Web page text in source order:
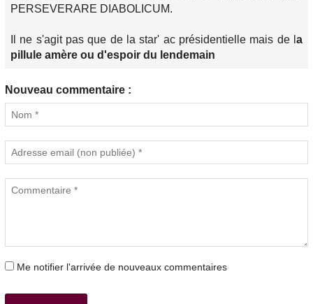
PERSEVERARE DIABOLICUM.
Il ne s'agit pas que de la star' ac présidentielle mais de l a
pillule amère ou d'espoir du lendemain
Nouveau commentaire :
Me notifier l'arrivée de nouveaux commentaires